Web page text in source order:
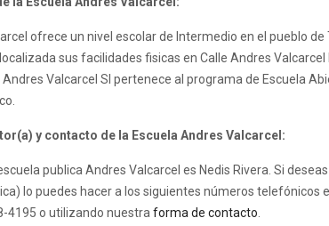
ofrece un nivel escolar de Intermedio en el pueblo
sus facilidades fisicas en Calle Andres Valcarcel
Andres Valcarcel SI pertenece al programa de Escuela
y contacto de la Escuela Andres Valcarcel:
publica Andres Valcarcel es Nedis Rivera. Si
lo puedes hacer a los siguientes números telefónicos
4195 o utilizando nuestra forma de contacto